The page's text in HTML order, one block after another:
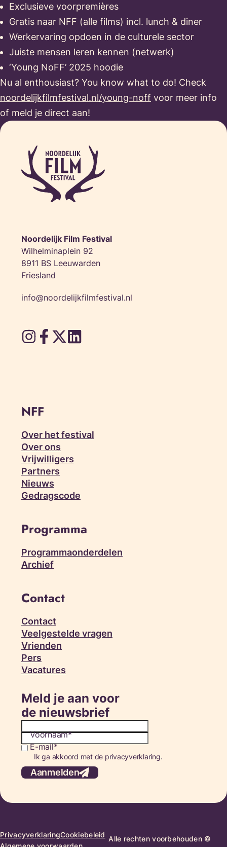
Exclusieve voorpremières
Gratis naar NFF (alle films) incl. lunch & diner
Werkervaring opdoen in de culturele sector
Juiste mensen leren kennen (netwerk)
‘Young NoFF’ 2025 hoodie
Nu al enthousiast? You know what to do! Check
noordelijkfilmfestival.nl/young-noff voor meer info
of meld je direct aan!
Noordelijk Film Festival
Wilhelminaplein 92
8911 BS Leeuwarden
Friesland
info@noordelijkfilmfestival.nl
NFF
Over het festival
Over ons
Vrijwilligers
Partners
Nieuws
Gedragscode
Programma
Programmaonderdelen
Archief
Contact
Contact
Veelgestelde vragen
Vrienden
Pers
Vacatures
Meld je aan voor
de nieuwsbrief
Voornaam
E-mail
Consent
Ik ga akkoord met de privacyverklaring.
Aanmelden
PrivacyverklaringCookiebeleid Alle rechten voorbehouden ©